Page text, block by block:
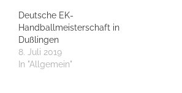
Deutsche EK-
Handballmeisterschaft in
Dußlingen
8. Juli 2019
In "Allgemein"